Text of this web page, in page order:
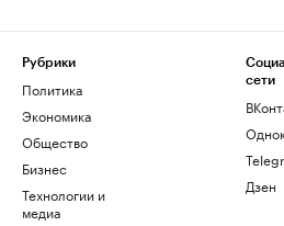
Рубрики
Политика
Экономика
Общество
Бизнес
Технологии и
медиа
сети
Дзен